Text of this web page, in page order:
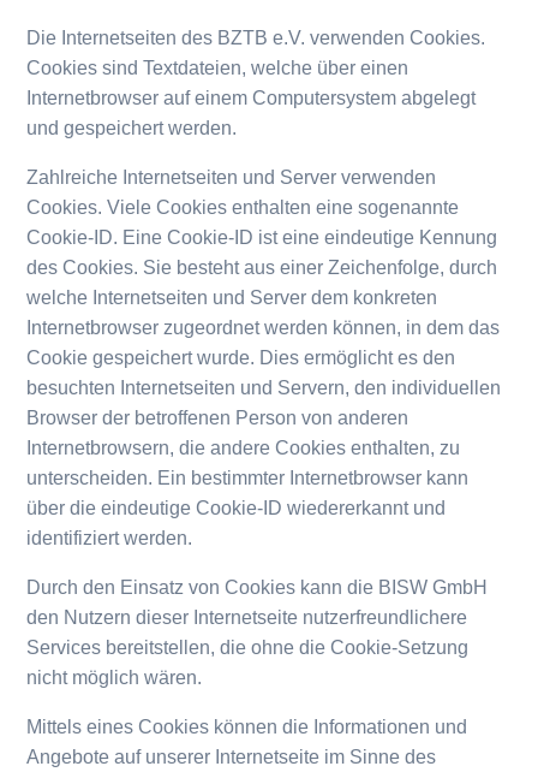
Die Internetseiten des BZTB e.V. verwenden Cookies.
Cookies sind Textdateien, welche über einen
Internetbrowser auf einem Computersystem abgelegt
und gespeichert werden.
Zahlreiche Internetseiten und Server verwenden
Cookies. Viele Cookies enthalten eine sogenannte
Cookie-ID. Eine Cookie-ID ist eine eindeutige Kennung
des Cookies. Sie besteht aus einer Zeichenfolge, durch
welche Internetseiten und Server dem konkreten
Internetbrowser zugeordnet werden können, in dem das
Cookie gespeichert wurde. Dies ermöglicht es den
besuchten Internetseiten und Servern, den individuellen
Browser der betroffenen Person von anderen
Internetbrowsern, die andere Cookies enthalten, zu
unterscheiden. Ein bestimmter Internetbrowser kann
über die eindeutige Cookie-ID wiedererkannt und
identifiziert werden.
Durch den Einsatz von Cookies kann die BISW GmbH
den Nutzern dieser Internetseite nutzerfreundlichere
Services bereitstellen, die ohne die Cookie-Setzung
nicht möglich wären.
Mittels eines Cookies können die Informationen und
Angebote auf unserer Internetseite im Sinne des